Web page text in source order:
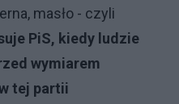
masło - czyli
PiS, kiedy ludzie
wymiarem
tej partii